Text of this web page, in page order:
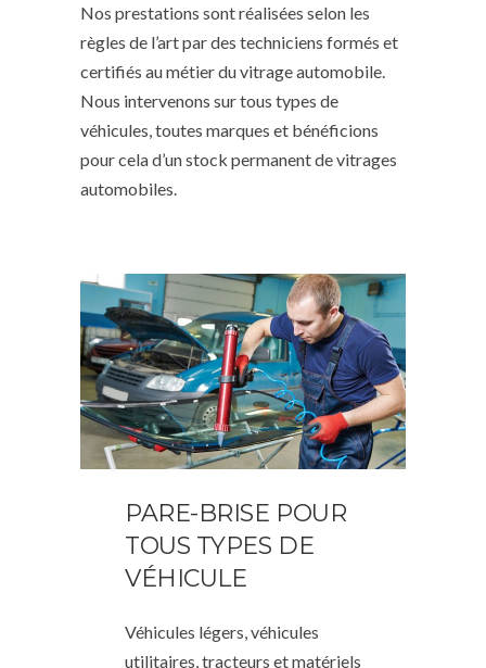
Nos prestations sont réalisées selon les
règles de l’art par des techniciens formés et
certifiés au métier du vitrage automobile.
Nous intervenons sur tous types de
véhicules, toutes marques et bénéficions
pour cela d’un stock permanent de vitrages
automobiles.
PARE-BRISE POUR
TOUS TYPES DE
VÉHICULE
Véhicules légers, véhicules
utilitaires, tracteurs et matériels